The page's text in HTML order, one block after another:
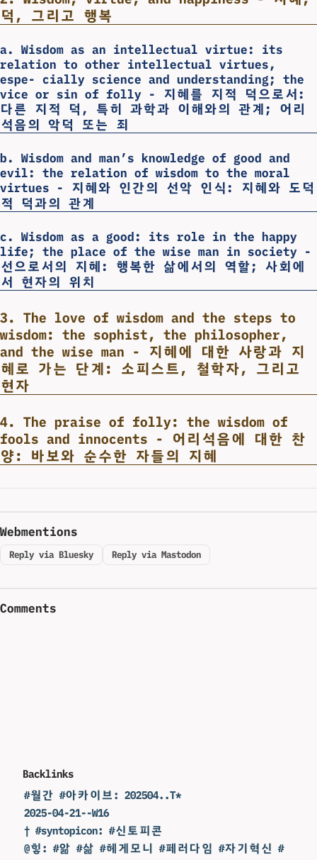
덕, 그리고 행복
a. Wisdom as an intellectual virtue: its
relation to other intellectual virtues,
espe- cially science and understanding; the
vice or sin of folly - 지혜를 지적 덕으로서:
다른 지적 덕, 특히 과학과 이해와의 관계; 어리
석음의 악덕 또는 죄
b. Wisdom and man’s knowledge of good and
evil: the relation of wisdom to the moral
virtues - 지혜와 인간의 선악 인식: 지혜와 도덕
적 덕과의 관계
c. Wisdom as a good: its role in the happy
life; the place of the wise man in society -
선으로서의 지혜: 행복한 삶에서의 역할; 사회에
서 현자의 위치
3. The love of wisdom and the steps to
wisdom: the sophist, the philosopher,
and the wise man - 지혜에 대한 사랑과 지
혜로 가는 단계: 소피스트, 철학자, 그리고
현자
4. The praise of folly: the wisdom of
fools and innocents - 어리석음에 대한 찬
양: 바보와 순수한 자들의 지혜
Webmentions
Reply via Bluesky Reply via Mastodon
Comments
Backlinks
#월간 #아카이브: 202504..T*
2025-04-21--W16
† #syntopicon: #신토피콘
@힣: #앎 #삶 #헤게모니 #페러다임 #자기혁신 #